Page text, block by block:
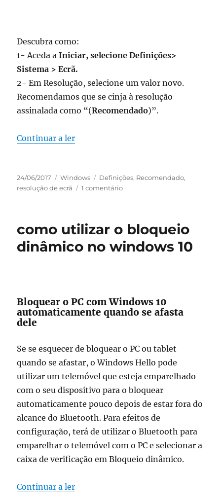
Descubra como:
1- Aceda aIniciar, selecione Definições>
Sistema > Ecrã.
2- Em Resolução, selecione um valor novo.
Recomendamos que se cinja à resolução
assinalada como “(Recomendado)”.
Continuar a ler“como alterar a resolução de ecrã no
Publicado
em
24/06/2017 Categorias
Windows Etiquetas
Definições, Recomendado,
resolução de ecrã
1 comentárioem
resolução
de
ecrã
como utilizar o bloqueio
dinâmico no windows 10
Bloquear o PC com Windows 10
automaticamente quando se afasta
dele
Se se esquecer de bloquear o PC ou tablet
quando se afastar, o Windows Hello pode
utilizar um telemóvel que esteja emparelhado
com o seu dispositivo para o bloquear
automaticamente pouco depois de estar fora do
alcance do Bluetooth. Para efeitos de
configuração, terá de utilizar o Bluetooth para
emparelhar o telemóvel com o PC e selecionar a
caixa de verificação em Bloqueio dinâmico.
Continuar a ler“como utilizar o bloqueio dinâmico